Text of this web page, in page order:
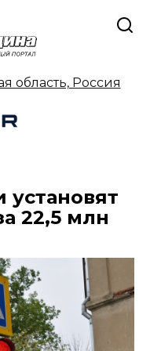
область, Россия
установят
22,5 млн